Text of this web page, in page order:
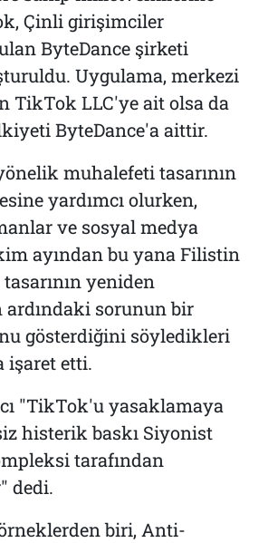
Çinli girişimciler
ByteDance şirketi
Uygulama, merkezi
TikTok LLC'ye ait olsa da
ByteDance'a aittir.
muhalefeti tasarının
yardımcı olurken,
ve sosyal medya
ayından bu yana Filistin
yeniden
ardındaki sorunun bir
gösterdiğini söyledikleri
işaret etti.
"TikTok'u yasaklamaya
histerik baskı Siyonist
tarafından
dedi.
biri, Anti-